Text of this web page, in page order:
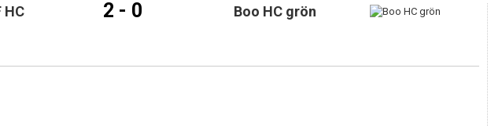
HC 2 - 0 Boo HC grön